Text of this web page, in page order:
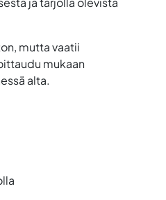
mutta vaatii
mukaan
alta.